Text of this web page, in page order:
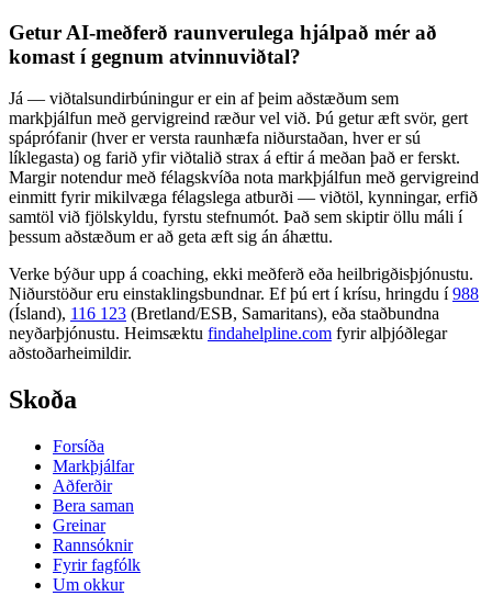
Getur AI-meðferð raunverulega hjálpað mér að
komast í gegnum atvinnuviðtal?
Já — viðtalsundirbúningur er ein af þeim aðstæðum sem
markþjálfun með gervigreind ræður vel við. Þú getur æft svör, gert
spáprófanir (hver er versta raunhæfa niðurstaðan, hver er sú
líklegasta) og farið yfir viðtalið strax á eftir á meðan það er ferskt.
Margir notendur með félagskvíða nota markþjálfun með gervigreind
einmitt fyrir mikilvæga félagslega atburði — viðtöl, kynningar, erfið
samtöl við fjölskyldu, fyrstu stefnumót. Það sem skiptir öllu máli í
þessum aðstæðum er að geta æft sig án áhættu.
Verke býður upp á coaching, ekki meðferð eða heilbrigðisþjónustu.
Niðurstöður eru einstaklingsbundnar. Ef þú ert í krísu, hringdu í 988
(Ísland), 116 123 (Bretland/ESB, Samaritans), eða staðbundna
neyðarþjónustu. Heimsæktu findahelpline.com fyrir alþjóðlegar
aðstoðarheimildir.
Skoða
Forsíða
Markþjálfar
Aðferðir
Bera saman
Greinar
Rannsóknir
Fyrir fagfólk
Um okkur